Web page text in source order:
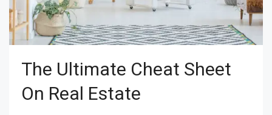
The Ultimate Cheat Sheet
On Real Estate